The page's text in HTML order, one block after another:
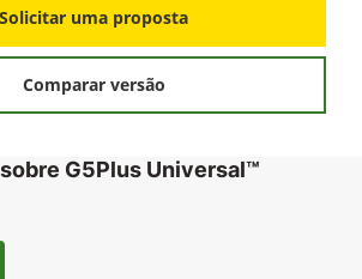
Solicitar uma proposta
Comparar versão
G5Plus Universal™